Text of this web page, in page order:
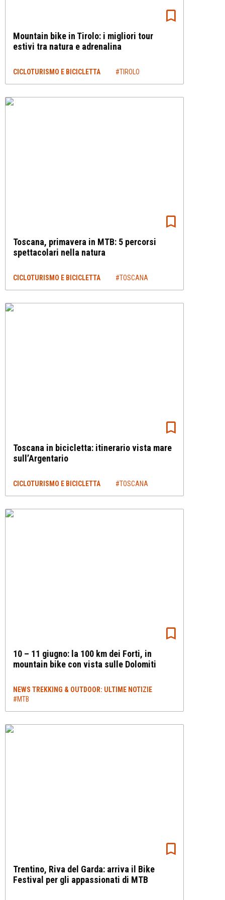
Mountain bike in Tirolo: i migliori tour
estivi tra natura e adrenalina
CICLOTURISMO E BICICLETTA #TIROLO
Toscana, primavera in MTB: 5 percorsi
spettacolari nella natura
CICLOTURISMO E BICICLETTA #TOSCANA
Toscana in bicicletta: itinerario vista mare
sull’Argentario
CICLOTURISMO E BICICLETTA #TOSCANA
10 – 11 giugno: la 100 km dei Forti, in
mountain bike con vista sulle Dolomiti
NEWS TREKKING & OUTDOOR: ULTIME NOTIZIE
#MTB
Trentino, Riva del Garda: arriva il Bike
Festival per gli appassionati di MTB